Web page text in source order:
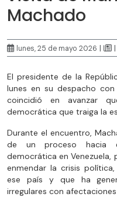
Machado
lunes, 25 de mayo 2026 | |
El presidente de la
lunes en su despacho
coincidió en avanzar
democrática que traiga la
Durante el encuentro,
de un proceso hacia
democrática en Venezuela,
enmendar la crisis
ese país y que ha
irregulares con